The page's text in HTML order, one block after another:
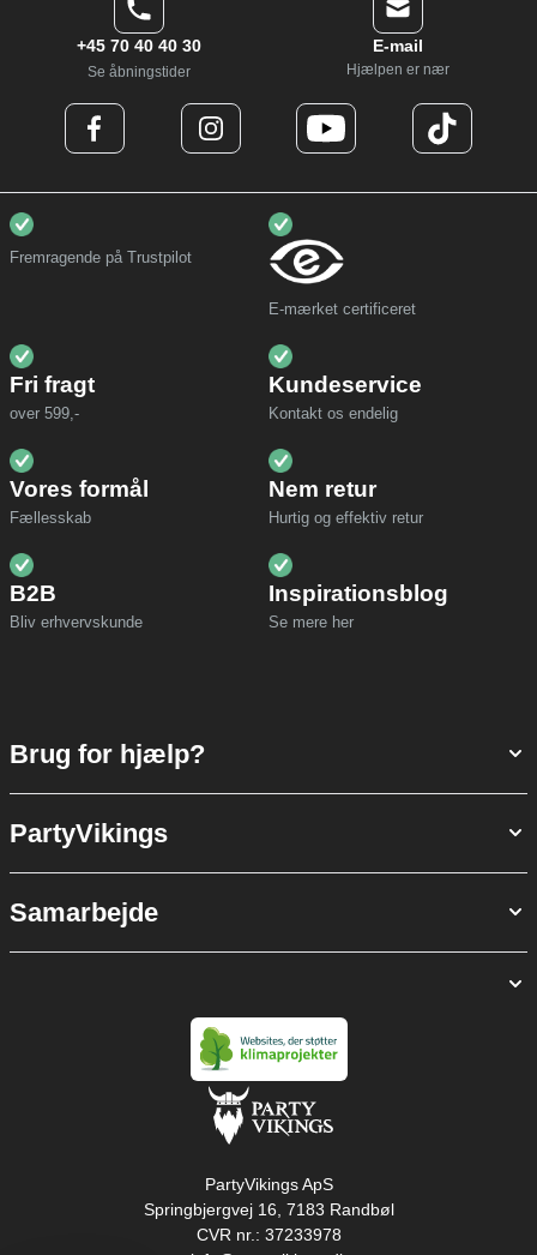
+45 70 40 40 30
Se åbningstider
E-mail
Hjælpen er nær
Fremragende på Trustpilot
E-mærket certificeret
Fri fragt
over 599,-
Kundeservice
Kontakt os endelig
Vores formål
Fællesskab
Nem retur
Hurtig og effektiv retur
B2B
Bliv erhvervskunde
Inspirationsblog
Se mere her
Brug for hjælp?
PartyVikings
Samarbejde
PartyVikings ApS
Springbjergvej 16, 7183 Randbøl
CVR nr.: 37233978